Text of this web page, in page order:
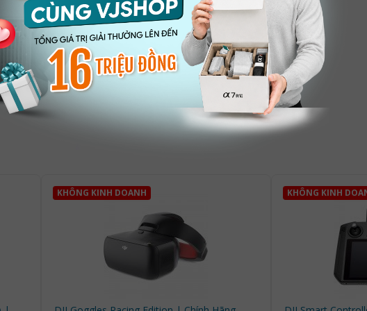
KHÔNG KINH DOANH KHÔNG KINH